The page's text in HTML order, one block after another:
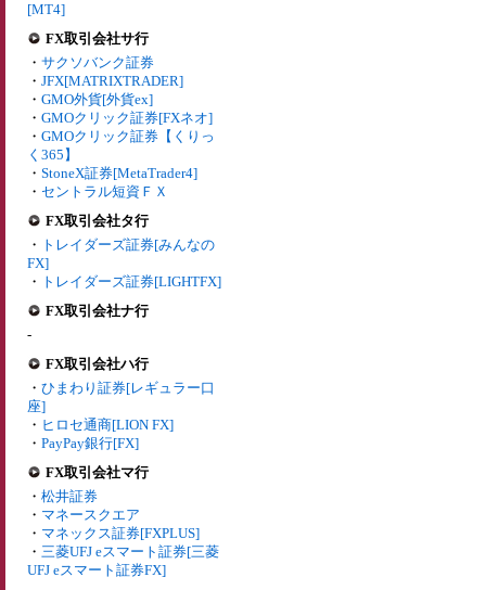
[MT4]
FX取引会社サ行
・ サクソバンク証券
・ JFX[MATRIXTRADER]
・ GMO外貨[外貨ex]
・ GMOクリック証券[FXネオ]
・ GMOクリック証券【くりっ
く365】
・ StoneX証券[MetaTrader4]
・ セントラル短資ＦＸ
FX取引会社タ行
・ トレイダーズ証券[みんなの
FX]
・ トレイダーズ証券[LIGHTFX]
FX取引会社ナ行
-
FX取引会社ハ行
・ ひまわり証券[レギュラー口
座]
・ ヒロセ通商[LION FX]
・ PayPay銀行[FX]
FX取引会社マ行
・ 松井証券
・ マネースクエア
・ マネックス証券[FXPLUS]
・ 三菱UFJ eスマート証券[三菱
UFJ eスマート証券FX]